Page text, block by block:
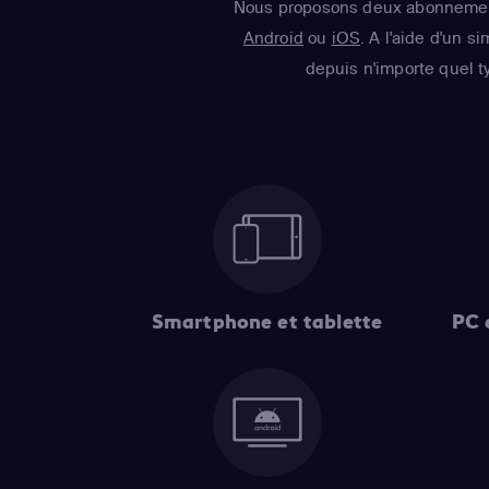
Nous proposons deux
Android ou iOS . A l'aide d'un
depuis n'importe quel
Smartphone et tablette